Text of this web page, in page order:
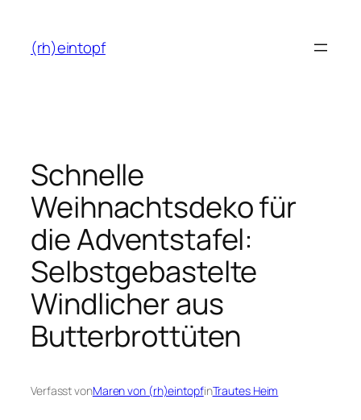
Inhalt
springen
(rh)eintopf
Schnelle
Weihnachtsdeko für
die Adventstafel:
Selbstgebastelte
Windlicher aus
Butterbrottüten
Verfasst vonMaren von (rh)eintopfinTrautes Heim